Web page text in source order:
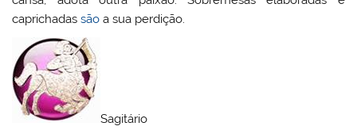
caprichadassão a sua perdição.
Sagitário